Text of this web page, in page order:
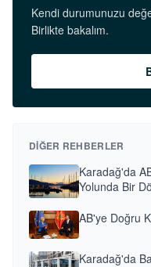
Kendi durumunuzu
Birlikte bakalım.
DIĞER REHBERLER
Karadağ'da
Yolunda Bir
AB'ye Doğru
Karadağ'da